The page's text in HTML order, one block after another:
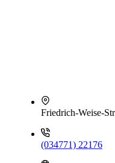
Friedrich-Weise-
(034771) 22176